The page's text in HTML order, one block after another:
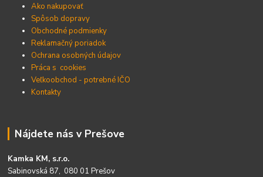
Ako nakupovať
Spôsob dopravy
Obchodné podmienky
Reklamačný poriadok
Ochrana osobných údajov
Práca s cookies
Veľkoobchod - potrebné IČO
Kontakty
Nájdete nás v Prešove
Kamka KM, s.r.o.
Sabinovská 87, 080 01 Prešov